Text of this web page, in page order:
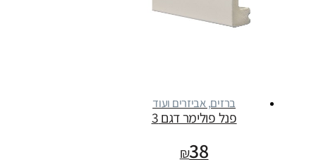
ברזים, אביזרים ועוד
פנל פולימר דגם 3
₪38